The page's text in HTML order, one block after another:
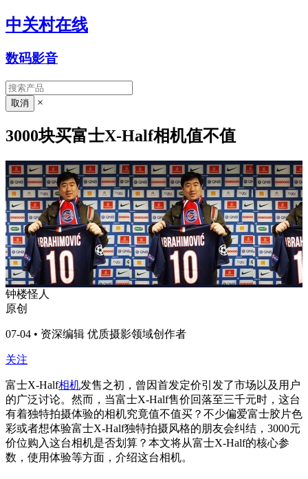
中关村在线
数码影音
×
3000块买富士X-Half相机值不值
钟楼怪人
原创
07-04 • 资深编辑 优质摄影领域创作者
关注
富士X-Half相机发售之初，曾因首发定价引发了市场以及用户
的广泛讨论。然而，当富士X-Half售价回落至三千元时，这台
有着独特拍摄体验的相机究竟值不值买？不少偏爱富士胶片色
彩或者想体验富士X-Half独特拍摄风格的朋友会纠结，3000元
价位购入这台相机是否划算？本文将从富士X-Half的核心参
数，使用体验等方面，介绍这台相机。